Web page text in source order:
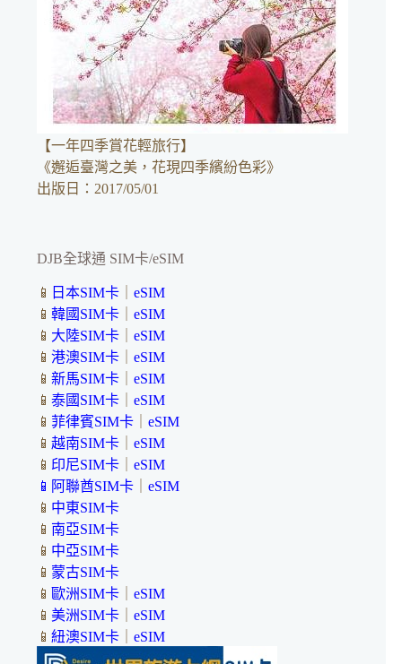
【一年四季賞花輕旅行】
《邂逅臺灣之美，花現四季繽紛色彩》
出版日：2017/05/01
DJB全球通 SIM卡/eSIM
📱 日本SIM卡
eSIM
📱 韓國SIM卡
eSIM
📱 大陸SIM卡
eSIM
📱 港澳SIM卡
eSIM
📱 新馬SIM卡
eSIM
📱 泰國SIM卡
eSIM
📱 菲律賓SIM卡
eSIM
📱 越南SIM卡
eSIM
📱 印尼SIM卡
eSIM
📱 阿聯酋SIM卡
eSIM
📱 中東SIM卡
📱 南亞SIM卡
📱 中亞SIM卡
📱 蒙古SIM卡
📱 歐洲SIM卡
eSIM
📱 美洲SIM卡
eSIM
📱 紐澳SIM卡 eSIM